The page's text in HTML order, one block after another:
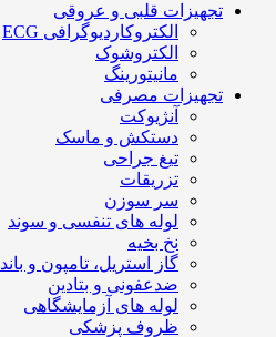
تجهیزات قلبی و عروقی
الکتروکاردیوگرافی ECG
الکتروشوک
مانیتورینگ
تجهیزات مصرفی
آنژیوکت
دستکش و ماسک
تیغ جراحی
تزریقات
سر سوزن
لوله های تنفسی و سوند
نخ بخیه
گاز استریل، تامپون و باند
ضدعفونی و بتادین
لوله های آزمایشگاهی
ظروف پزشکی